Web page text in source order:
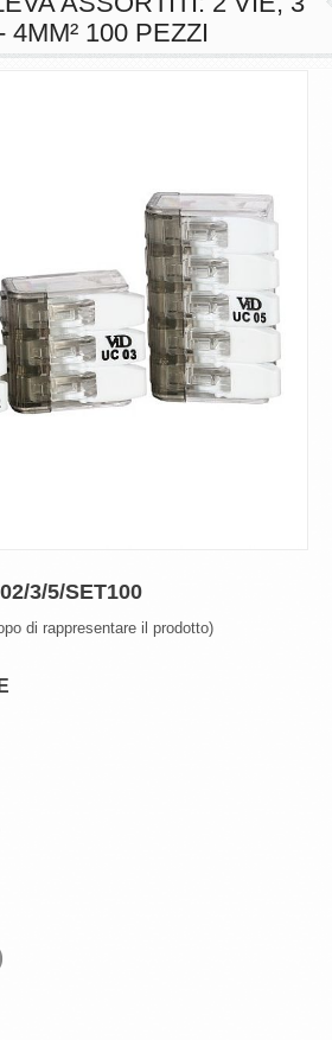
100 PEZZI
3/5/SET100
di rappresentare il prodotto)